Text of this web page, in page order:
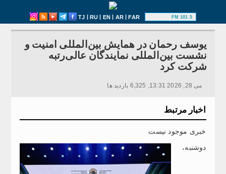
TJ | RU | EN | AR|FAR 101.5 FM
یوسف رحمان در همایش بین‌المللی امنیت و
نشست بین‌المللی نمایندگان عالی‌رتبه
شرکت کرد
می 28, 2026 13:31, 6,325 بازدید ها
اخبار مرتبط
خبری موجود نیست
دوشنبه،